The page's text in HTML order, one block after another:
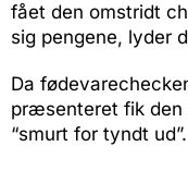
fået den omstridt
sig pengene, lyder
Da
præsenteret fik
“smurt for tyndt ud”.